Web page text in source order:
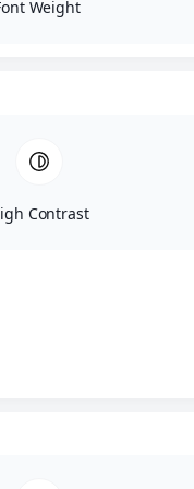
Xavier
» Enmig del soroll
consumim a diari,
En Xavier era un
que era la
necessitat imperant
aquí. De la mateixa
desenvolupar les
amb un observador
crea sense posis,
Weight
Contrast